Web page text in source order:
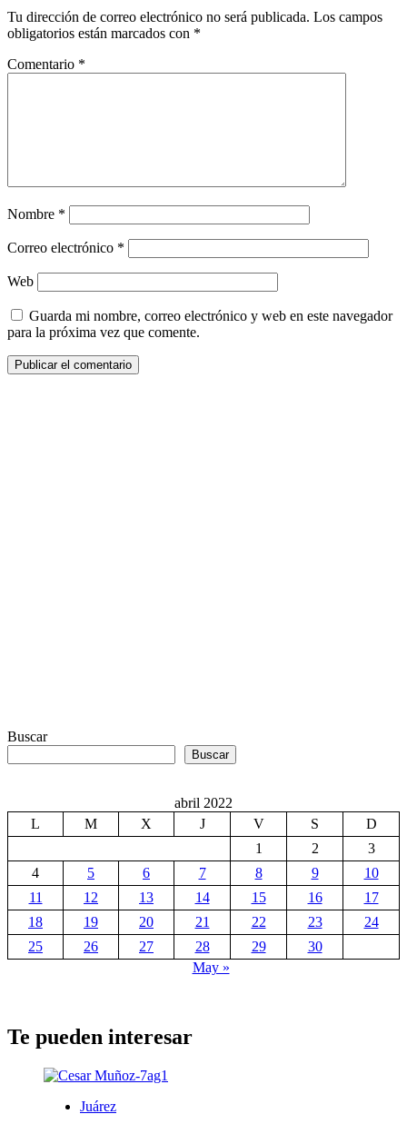
Tu dirección de correo electrónico no será publicada. Los campos
obligatorios están marcados con *
Comentario *
Nombre *
Correo electrónico *
Web
Guarda mi nombre, correo electrónico y web en este navegador
para la próxima vez que comente.
Buscar
Buscar
abril 2022
L
M X J V S
D
1
2
3
4
5 6 7 8 9
10
11
12 13 14 15 16
17
18
19 20 21 22 23
24
25
26 27 28 29
30
May »
Te pueden interesar
Juárez